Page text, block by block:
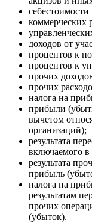
коммерческих
доходов от
процентов к
процентов к
прочих
прочих
налога на
прибыли
вычетом
организаций);
результата
включаемого
результата
прибыль
налога на
результатам
прочих
(убыток).